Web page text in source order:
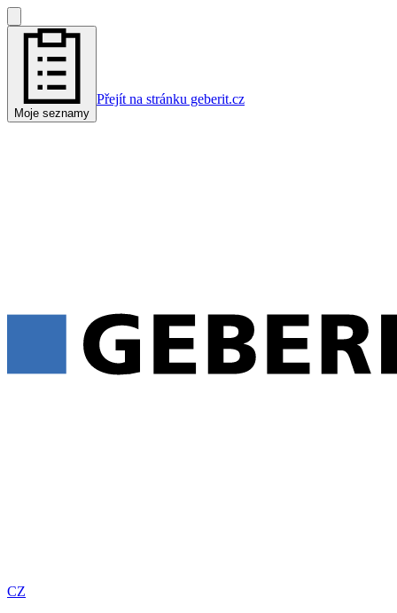
Moje seznamy
Přejít na stránku geberit.cz
CZ